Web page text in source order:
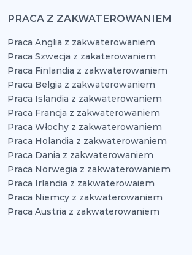
PRACA Z ZAKWATEROWANIEM
Praca Anglia z zakwaterowaniem
Praca Szwecja z zakaterowaniem
Praca Finlandia z zakwaterowaniem
Praca Belgia z zakwaterowaniem
Praca Islandia z zakwaterowaniem
Praca Francja z zakwaterowaniem
Praca Włochy z zakwaterowaniem
Praca Holandia z zakwaterowaniem
Praca Dania z zakwaterowaniem
Praca Norwegia z zakwaterowaniem
Praca Irlandia z zakwaterowaiem
Praca Niemcy z zakwaterowaniem
Praca Austria z zakwaterowaniem